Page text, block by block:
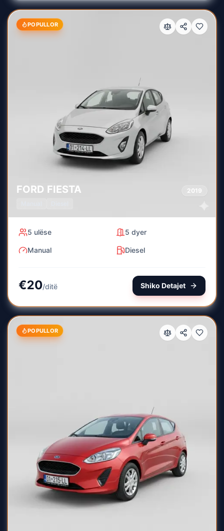
POPULLOR
FORD FIESTA
2019
5 ulëse 5 dyer
Manual Diesel
€20/ditë Shiko Detajet
POPULLOR